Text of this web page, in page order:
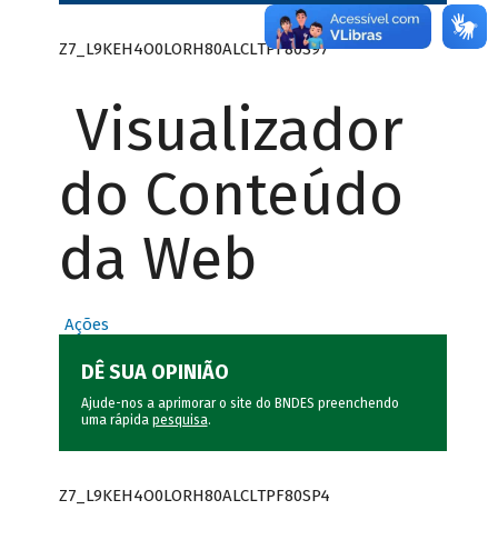
Z7_L9KEH4O0LORH80ALCLTPF80S97
Visualizador
do Conteúdo
da Web
Ações
DÊ SUA OPINIÃO
Ajude-nos a aprimorar o site do BNDES preenchendo
uma rápida pesquisa.
Z7_L9KEH4O0LORH80ALCLTPF80SP4